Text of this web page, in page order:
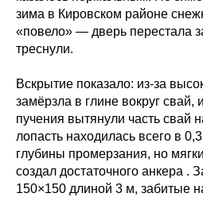
зима в Кировском районе
«повело» — дверь перестала
треснули.
Вскрытие показало: из-за
замёрзла в глине вокруг свай,
пучения вытянули часть свай
лопасть находилась всего в
глубины промерзания, но
создал достаточного анкера
150×150 длиной 3 м, забитые